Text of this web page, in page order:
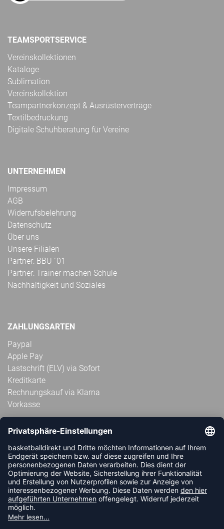
TEAMSPORTSERVICE
Vereinskollektionen
Kataloge
Sublimation
Vereinskollektion
Teampartnerkonzept & Ausrüsterverträge
Textilbedruckung
Digitale Schuhberatung für Vereine
UNTERNEHMEN
Impressum
AGB
Widerrufsbelehrung
Datenschutz
Über uns
Unsere Filialen
Partner: BBU ´01
Partner: Trainer machen Schule
Nachhaltigkeit und Soziales
ZAHLUNGSARTEN
Paypal
Apple Pay
Lastschrift (ELV) via Sofort
Kreditkarte
Rechnungskauf via Klarna
Vorkasse
ABONNIERE JETZT DEN KOSTENLOSEN
HANDBALLDIREKT-NEWSLETTER UND VERPASSE KEINE
NEUIGKEIT ODER AKTION MEHR.
JETZT ANMELDEN